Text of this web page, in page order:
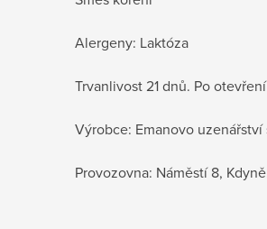
Alergeny: Laktóza
Trvanlivost 21 dnů. Po
Výrobce: Emanovo uzenářství
Provozovna: Náměstí 8,